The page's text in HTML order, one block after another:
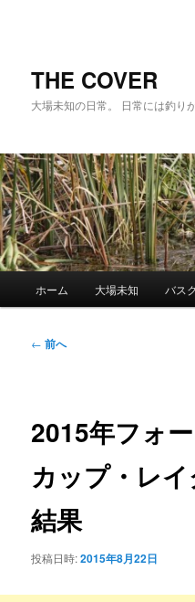
へ
移
動
THE COVER
大場未知の日常。 日常には釣り
ホーム 大場未知 バス
投
ー
ョ
ン
← 前へ
2015年フォ
カップ・レ
結果
投稿日時:2015年8月22日